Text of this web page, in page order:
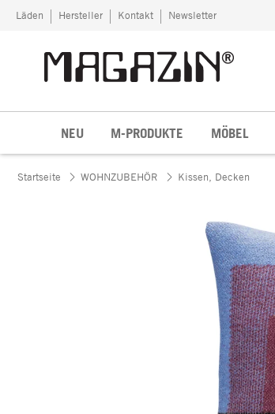
Zum Inhalt springen
Läden Hersteller Kontakt Newsletter
NEU M-PRODUKTE MÖBEL
Startseite WOHNZUBEHÖR Kissen, Decken